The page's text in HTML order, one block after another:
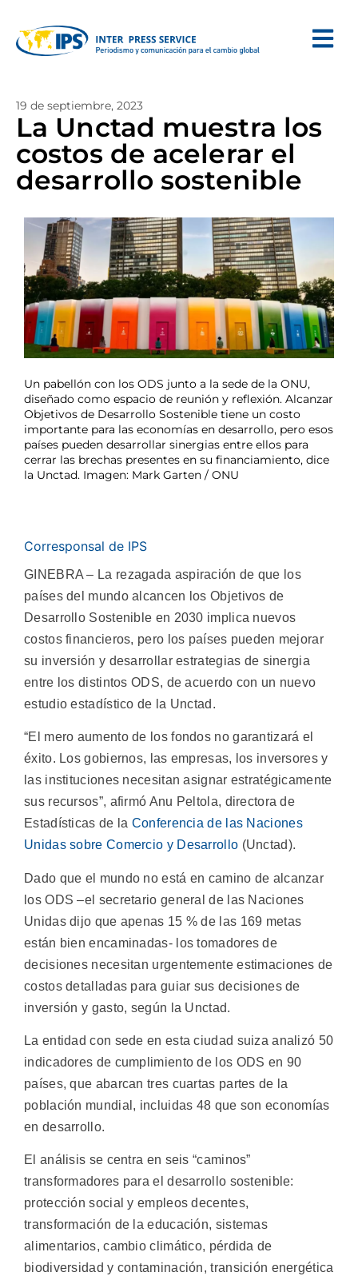
19 de septiembre, 2023
La Unctad muestra los
costos de acelerar el
desarrollo sostenible
Un pabellón con los ODS junto a la sede de la ONU,
diseñado como espacio de reunión y reflexión. Alcanzar
Objetivos de Desarrollo Sostenible tiene un costo
importante para las economías en desarrollo, pero esos
países pueden desarrollar sinergias entre ellos para
cerrar las brechas presentes en su financiamiento, dice
la Unctad. Imagen: Mark Garten / ONU
Corresponsal de IPS
GINEBRA – La rezagada aspiración de que los
países del mundo alcancen los Objetivos de
Desarrollo Sostenible en 2030 implica nuevos
costos financieros, pero los países pueden mejorar
su inversión y desarrollar estrategias de sinergia
entre los distintos ODS, de acuerdo con un nuevo
estudio estadístico de la Unctad.
“El mero aumento de los fondos no garantizará el
éxito. Los gobiernos, las empresas, los inversores y
las instituciones necesitan asignar estratégicamente
sus recursos”, afirmó Anu Peltola, directora de
Estadísticas de la Conferencia de las Naciones
Unidas sobre Comercio y Desarrollo (Unctad).
Dado que el mundo no está en camino de alcanzar
los ODS –el secretario general de las Naciones
Unidas dijo que apenas 15 % de las 169 metas
están bien encaminadas- los tomadores de
decisiones necesitan urgentemente estimaciones de
costos detalladas para guiar sus decisiones de
inversión y gasto, según la Unctad.
La entidad con sede en esta ciudad suiza analizó 50
indicadores de cumplimiento de los ODS en 90
países, que abarcan tres cuartas partes de la
población mundial, incluidas 48 que son economías
en desarrollo.
El análisis se centra en seis “caminos”
transformadores para el desarrollo sostenible:
protección social y empleos decentes,
transformación de la educación, sistemas
alimentarios, cambio climático, pérdida de
biodiversidad y contaminación, transición energética